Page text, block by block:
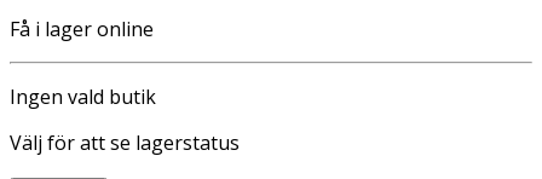
Få i lager online
Ingen vald butik
Välj för att se lagerstatus